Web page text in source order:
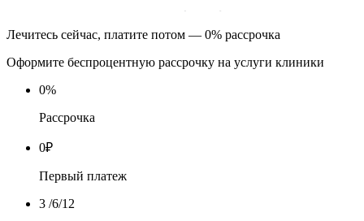
Лечитесь сейчас, платите потом — 0% рассрочка
Оформите беспроцентную рассрочку на услуги клиники
0%
Рассрочка
0₽
Первый платеж
3 /6/12